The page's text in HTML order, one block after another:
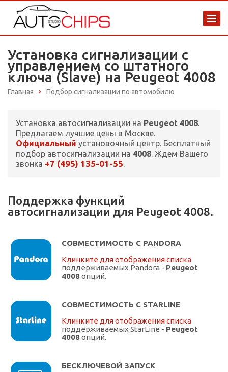
Установка сигнализации с
управлением со штатного
ключа (Slave) на Peugeot 4008
Главная Подбор сигнализации по автомобилю
Установка автосигнализации на Peugeot 4008.
Предлагаем лучшие цены в Москве.
Официальный установочный центр. Бесплатный
подбор автосигнализации на 4008. Ждем Вашего
звонка +7 (495) 135-01-55.
Поддержка функций
автосигнализации для Peugeot 4008.
СОВМЕСТИМОСТЬ С PANDORA
Клинките для отображения списка
поддерживаемых Pandora - Peugeot
4008опций.
СОВМЕСТИМОСТЬ С STARLINE
Клинките для отображения списка
поддерживаемых StarLine - Peugeot
4008опций.
БЕСКЛЮЧЕВОЙ ЗАПУСК